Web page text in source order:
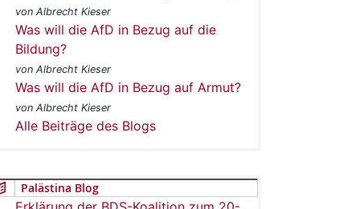
von Albrecht Kieser
Was will die AfD in Bezug auf die
Bildung?
von Albrecht Kieser
Was will die AfD in Bezug auf Armut?
von Albrecht Kieser
Alle Beiträge des Blogs
Palästina Blog